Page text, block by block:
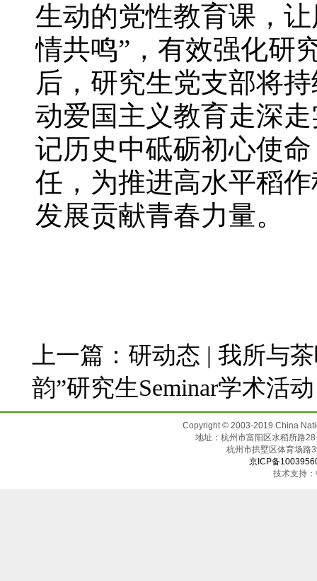
生动的党性教育课 ，
情共鸣”，有效强化研
后，研究生党支部将
动爱国主义教育走深
记历史中砥砺初心使
任， 为推进高水平稻
发展贡献青春力量。
上一篇： 研动态 | 我所与
韵”研究生Seminar学术活动
Copyright © 2003-2019 China
地址：杭州市富阳区水稻所路
杭州市拱墅区体
京ICP备
技术支持